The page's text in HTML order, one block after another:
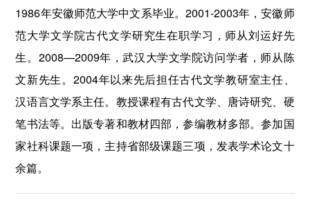
1986年安徽师范大学中文系毕业。2001-2003年，安徽师
范大学文学院古代文学研究生在职学习，师从刘运好先
生。2008—2009年，武汉大学文学院访问学者，师从陈
文新先生。2004年以来先后担任古代文学教研室主任、
汉语言文学系主任。教授课程有古代文学、唐诗研究、硬
笔书法等。出版专著和教材四部，参编教材多部。参加国
家社科课题一项，主持省部级课题三项，发表学术论文十
余篇。